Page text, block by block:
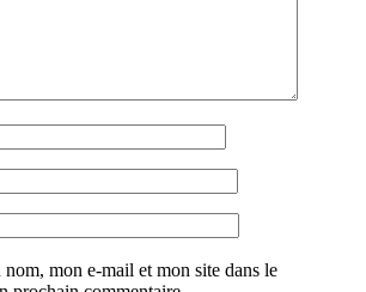
mon e-mail et mon site dans le